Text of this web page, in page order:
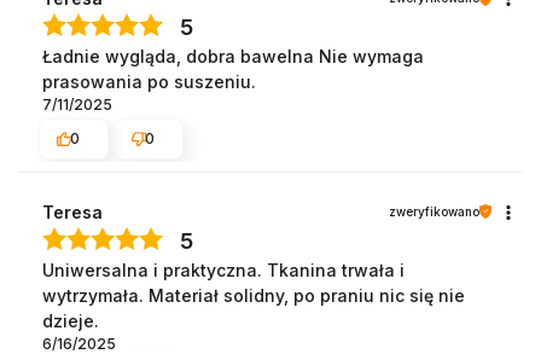
5
Ładnie wygląda, dobra bawelna Nie wymaga
prasowania po suszeniu.
7/11/2025
0
0
Teresa zweryfikowano
5
Uniwersalna i praktyczna. Tkanina trwała i
wytrzymała. Materiał solidny, po praniu nic się nie
dzieje.
6/16/2025